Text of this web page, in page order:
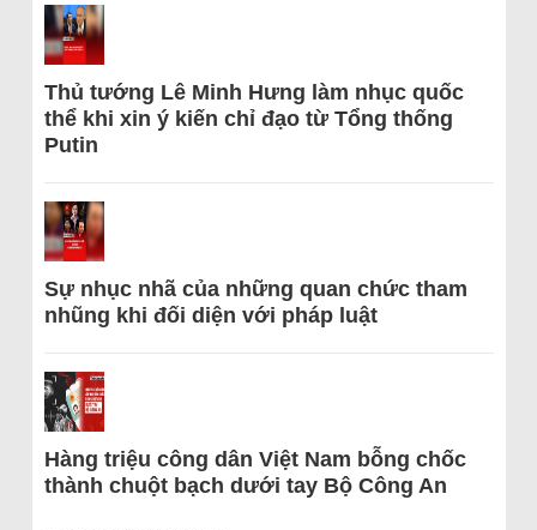
Thủ tướng Lê Minh Hưng làm nhục quốc
thể khi xin ý kiến chỉ đạo từ Tổng thống
Putin
Sự nhục nhã của những quan chức tham
nhũng khi đối diện với pháp luật
Hàng triệu công dân Việt Nam bỗng chốc
thành chuột bạch dưới tay Bộ Công An